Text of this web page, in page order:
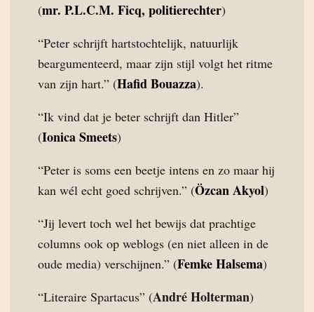
(mr. P.L.C.M. Ficq, politierechter)
“Peter schrijft hartstochtelijk, natuurlijk
beargumenteerd, maar zijn stijl volgt het ritme
van zijn hart.” (Hafid Bouazza).
“Ik vind dat je beter schrijft dan Hitler”
(Ionica Smeets)
“Peter is soms een beetje intens en zo maar hij
kan wél echt goed schrijven.” (Özcan Akyol)
“Jij levert toch wel het bewijs dat prachtige
columns ook op weblogs (en niet alleen in de
oude media) verschijnen.” (Femke Halsema)
“Literaire Spartacus” (André Holterman)